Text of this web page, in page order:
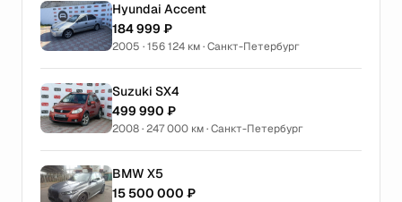
Hyundai Accent
184 999 ₽
2005 · 156 124 км · Санкт-Петербург
Suzuki SX4
499 990 ₽
2008 · 247 000 км · Санкт-Петербург
BMW X5
15 500 000 ₽